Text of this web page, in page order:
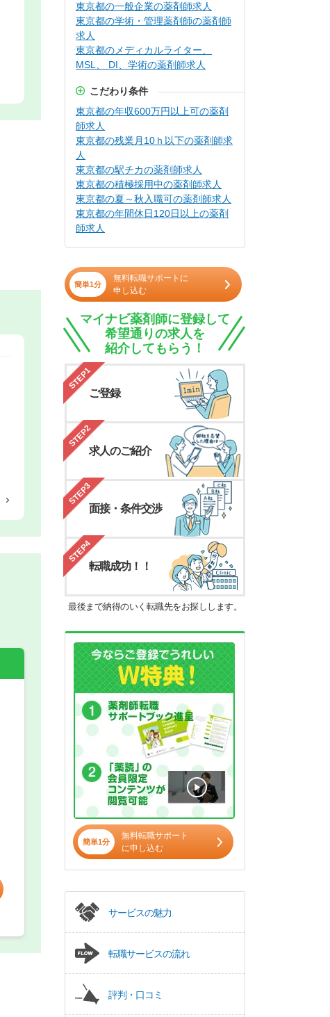
希望の働き方
正社員
パート(週4日～5日)
東京都の一般企業の薬剤師求人
東京都の学術・管理薬剤師の薬剤師
求人
東京都のメディカルライター、
MSL、 DI、学術の薬剤師求人
こだわり条件
東京都の年収600万円以上可の薬剤
師求人
東京都の残業月10ｈ以下の薬剤師求
人
東京都の駅チカの薬剤師求人
東京都の積極採用中の薬剤師求人
東京都の夏～秋入職可の薬剤師求人
東京都の年間休日120日以上の薬剤
師求人
簡単1分
無料転職サポートに
申し込む
マイナビ薬剤師に登録して
希望通りの求人を
紹介してもらう！
STEP1
ご登録
STEP2
求人のご紹介
STEP3
面接・条件交渉
STEP4
転職成功！！
最後まで納得のいく転職先をお探しします。
簡単1分
無料転職サポート
に申し込む
サービスの魅力
転職サービスの流れ
評判・口コミ